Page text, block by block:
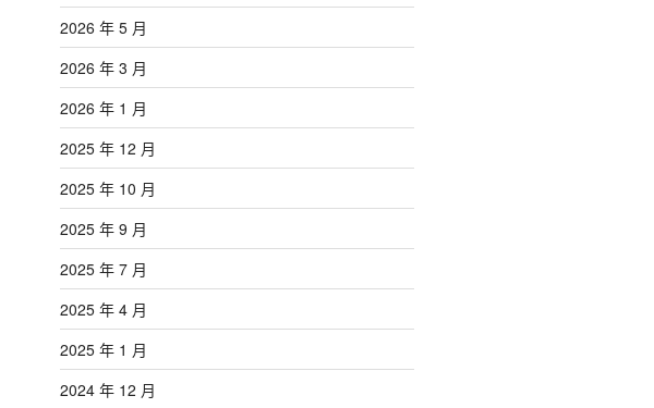
2026 年 5 月
2026 年 3 月
2026 年 1 月
2025 年 12 月
2025 年 10 月
2025 年 9 月
2025 年 7 月
2025 年 4 月
2025 年 1 月
2024 年 12 月